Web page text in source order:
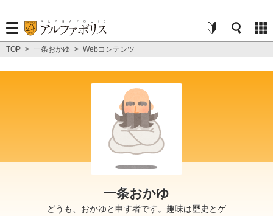
TOP > 一条おかゆ > Webコンテンツ
一条おかゆ
どうも、おかゆと申す者です。趣味は歴史とゲ